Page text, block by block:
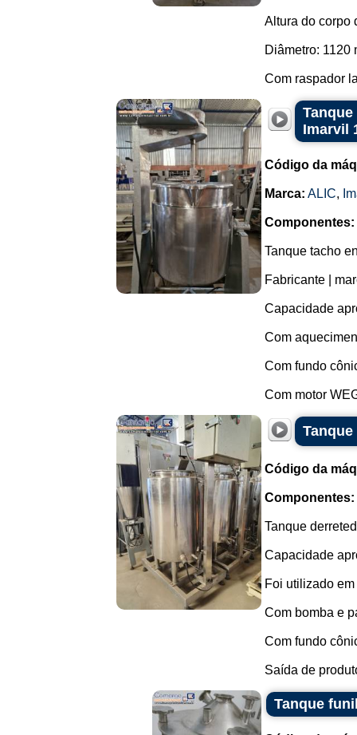
Altura do corpo
Diâmetro: 1120
Com raspador
Imarvil
Código da
Marca: ALIC,
Componentes:
Tanque tacho
Fabricante |
Capacidade
Com
Com fundo
Com motor
Código da
Componentes:
Tanque
Capacidade
Foi utilizado
Com bomba e
Com fundo
Saída de
Tanque